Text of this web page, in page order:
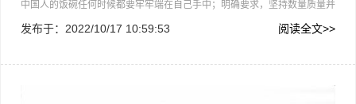
中国人的饭碗任何时候都要牢牢端在自己手中；明确要求，坚持数量质量并
重，在保障数量供给的同时，更加注重农产品质量和食品安全，让人民吃得
饱、吃得好、吃得放心。确保粮食质量安全，是践行“两个维…
发布于： 2022/10/17 10:59:53 阅读全文>>